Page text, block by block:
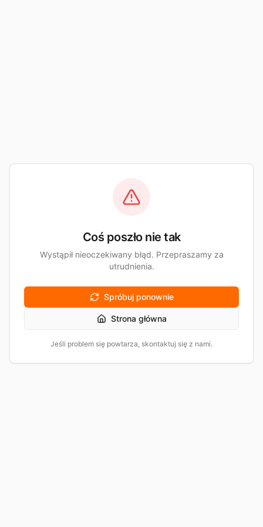
Coś poszło nie tak
Wystąpił nieoczekiwany błąd. Przepraszamy za
utrudnienia.
Spróbuj ponownie
Strona główna
Jeśli problem się powtarza, skontaktuj się z nami.